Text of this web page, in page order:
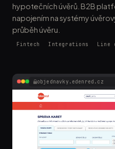
hypotečních úvěrů. B2B
napojením na systémy
průběh úvěru.
Fintech Integrations Line
objednavky.edenred.cz